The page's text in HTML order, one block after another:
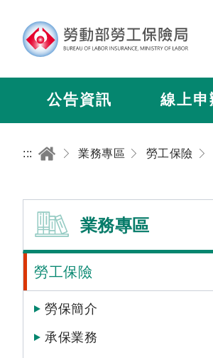
公告資訊 線上申
::: 業務專區 勞工保險
業務專區
勞工保險
勞保簡介
承保業務